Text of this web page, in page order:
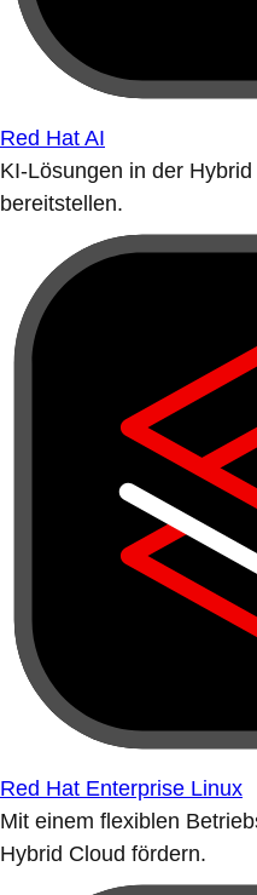
Red Hat AI
KI-Lösungen in der
bereitstellen.
Red Hat Enterprise Linux
Mit einem flexiblen
Hybrid Cloud fördern.